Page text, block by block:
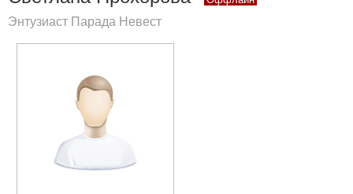
Энтузиаст Парада Невест